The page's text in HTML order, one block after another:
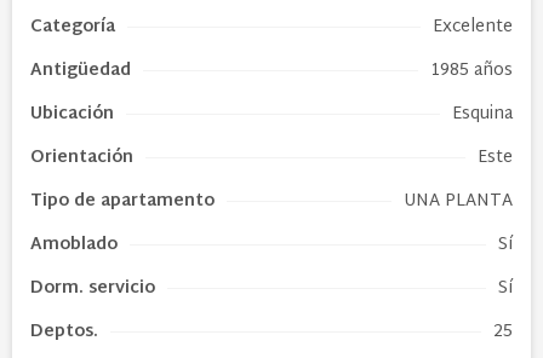
Categoría
Excelente
Antigüedad
1985 años
Ubicación
Esquina
Orientación
Este
Tipo de apartamento
UNA PLANTA
Amoblado
Sí
Dorm. servicio
Sí
Deptos.
25